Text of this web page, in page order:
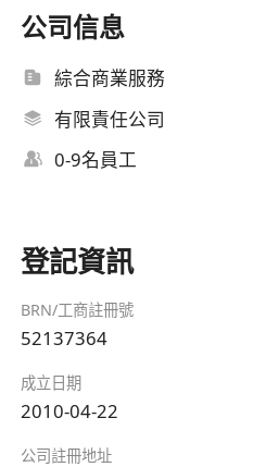
公司信息
綜合商業服務
有限責任公司
0-9名員工
登記資訊
BRN/工商註冊號
52137364
成立日期
2010-04-22
公司註冊地址